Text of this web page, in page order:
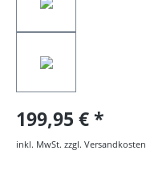
199,95 €
inkl. MwSt. zzgl. Versandkosten